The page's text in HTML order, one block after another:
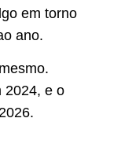
em torno
ano.
2024, e o